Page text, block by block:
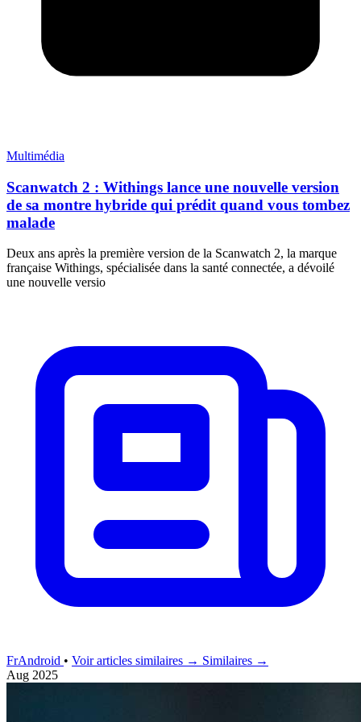
Multimédia
Scanwatch 2 : Withings lance une nouvelle version
de sa montre hybride qui prédit quand vous tombez
malade
Deux ans après la première version de la Scanwatch 2, la marque
française Withings, spécialisée dans la santé connectée, a dévoilé
une nouvelle versio
FrAndroid • Voir articles similaires → Similaires →
Aug 2025